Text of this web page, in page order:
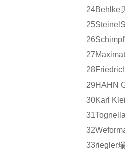
24Behlke
25Steinel
26Schimpf
27
28
29HAHN
30Karl
31
32
33riegler